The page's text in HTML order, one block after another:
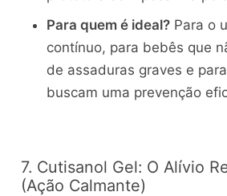
Para quem é ideal?Para o
contínuo, para bebês que
de assaduras graves e
buscam uma prevenção
7. Cutisanol Gel: O Alívio
(Ação Calmante)